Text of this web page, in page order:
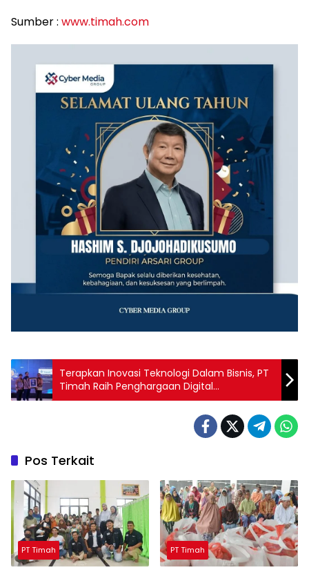
Sumber : www.timah.com
Terapkan Inovasi Teknologi Dalam Bisnis, PT
Timah Raih Penghargaan Digital
Sustainability Awards 2025
Pos Terkait
PT Timah PT Timah